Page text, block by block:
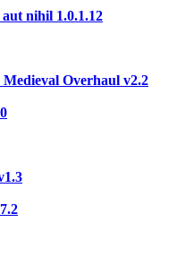
nihil 1.0.1.12
Overhaul v2.2